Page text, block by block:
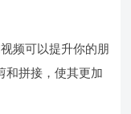
频可以提升你的朋
和拼接，使其更加